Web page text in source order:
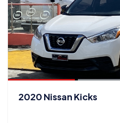
2020 Nissan Kicks